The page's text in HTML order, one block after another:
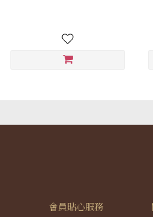
會員貼心服務